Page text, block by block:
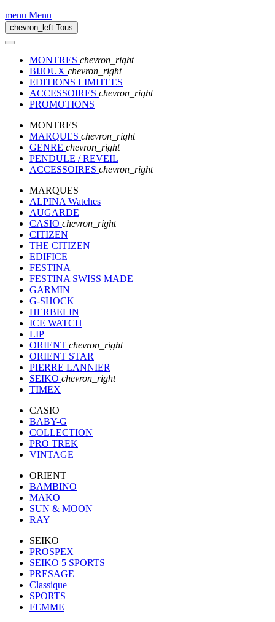
menu Menu
chevron_left Tous
MONTRES chevron_right
BIJOUX chevron_right
EDITIONS LIMITEES
ACCESSOIRES chevron_right
PROMOTIONS
MONTRES
MARQUES chevron_right
GENRE chevron_right
PENDULE / REVEIL
ACCESSOIRES chevron_right
MARQUES
ALPINA Watches
AUGARDE
CASIO chevron_right
CITIZEN
THE CITIZEN
EDIFICE
FESTINA
FESTINA SWISS MADE
GARMIN
G-SHOCK
HERBELIN
ICE WATCH
LIP
ORIENT chevron_right
ORIENT STAR
PIERRE LANNIER
SEIKO chevron_right
TIMEX
CASIO
BABY-G
COLLECTION
PRO TREK
VINTAGE
ORIENT
BAMBINO
MAKO
SUN & MOON
RAY
SEIKO
PROSPEX
SEIKO 5 SPORTS
PRESAGE
Classique
SPORTS
FEMME